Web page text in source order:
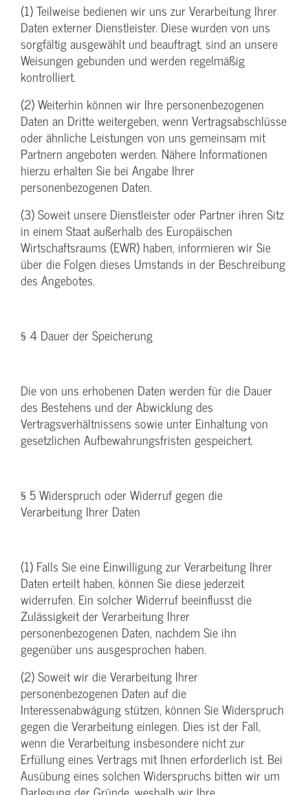
(1) Teilweise bedienen wir uns zur Verarbeitung Ihrer
Daten externer Dienstleister. Diese wurden von uns
sorgfältig ausgewählt und beauftragt, sind an unsere
Weisungen gebunden und werden regelmäßig
kontrolliert.
(2) Weiterhin können wir Ihre personenbezogenen
Daten an Dritte weitergeben, wenn Vertragsabschlüsse
oder ähnliche Leistungen von uns gemeinsam mit
Partnern angeboten werden. Nähere Informationen
hierzu erhalten Sie bei Angabe Ihrer
personenbezogenen Daten.
(3) Soweit unsere Dienstleister oder Partner ihren Sitz
in einem Staat außerhalb des Europäischen
Wirtschaftsraums (EWR) haben, informieren wir Sie
über die Folgen dieses Umstands in der Beschreibung
des Angebotes.
§ 4 Dauer der Speicherung
Die von uns erhobenen Daten werden für die Dauer
des Bestehens und der Abwicklung des
Vertragsverhältnissens sowie unter Einhaltung von
gesetzlichen Aufbewahrungsfristen gespeichert.
§ 5 Widerspruch oder Widerruf gegen die
Verarbeitung Ihrer Daten
(1) Falls Sie eine Einwilligung zur Verarbeitung Ihrer
Daten erteilt haben, können Sie diese jederzeit
widerrufen. Ein solcher Widerruf beeinflusst die
Zulässigkeit der Verarbeitung Ihrer
personenbezogenen Daten, nachdem Sie ihn
gegenüber uns ausgesprochen haben.
(2) Soweit wir die Verarbeitung Ihrer
personenbezogenen Daten auf die
Interessenabwägung stützen, können Sie Widerspruch
gegen die Verarbeitung einlegen. Dies ist der Fall,
wenn die Verarbeitung insbesondere nicht zur
Erfüllung eines Vertrags mit Ihnen erforderlich ist. Bei
Ausübung eines solchen Widerspruchs bitten wir um